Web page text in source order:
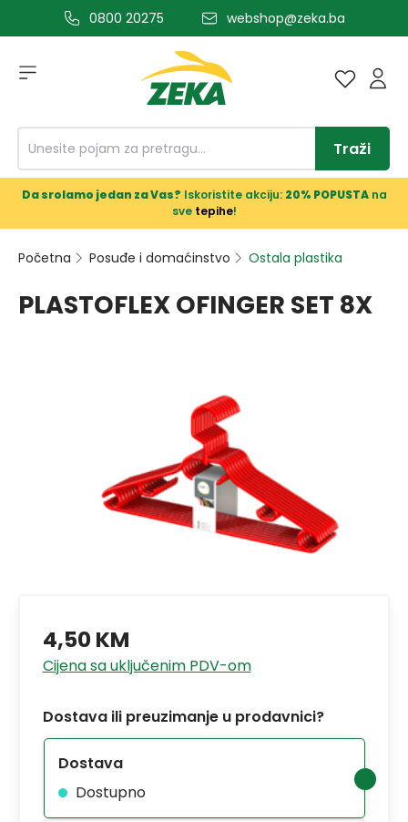
glavni sadržaj0800 20275 webshop@zeka.ba
Traži
Da srolamo jedan za Vas? Iskoristite akciju: 20% POPUSTAna
sve tepihe!
Početna Posuđe i domaćinstvo Ostala plastika
PLASTOFLEX OFINGER SET 8X
4,50 KM
Cijena sa uključenim PDV-om
Dostava ili preuzimanje u prodavnici?
Dostava
Dostupno